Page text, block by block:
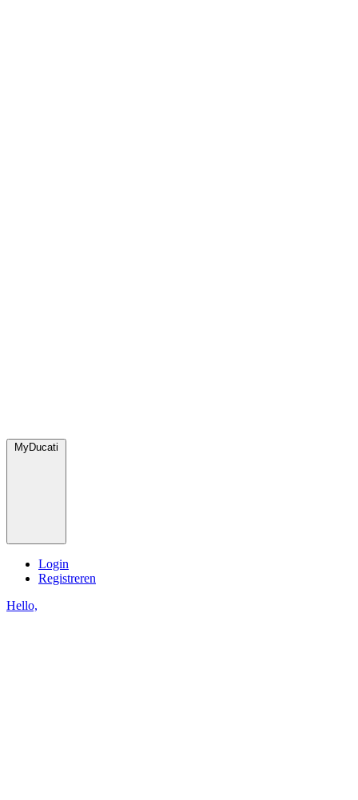
MyDucati
Login
Registreren
Hello,